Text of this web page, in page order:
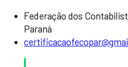
Federação dos
Paraná